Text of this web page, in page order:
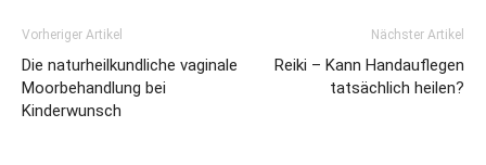
Vorheriger Artikel
Die naturheilkundliche vaginale
Moorbehandlung bei
Kinderwunsch
Nächster Artikel
Reiki – Kann Handauflegen
tatsächlich heilen?